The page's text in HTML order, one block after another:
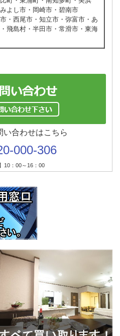
よし市・岡崎市・碧南市
・西尾市・知立市・弥富市・あ
飛島村・半田市・常滑市・東海
い合わせはこちら
000-306
10：00～16：00